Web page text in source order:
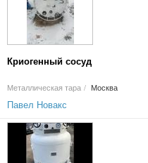
Криогенный сосуд
Металлическая тара / Москва
Павел Новакс